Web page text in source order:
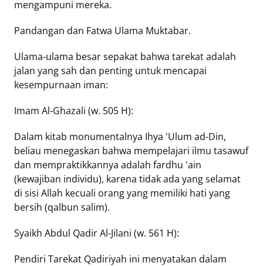
mengampuni mereka.
Pandangan dan Fatwa Ulama Muktabar.
Ulama-ulama besar sepakat bahwa tarekat adalah
jalan yang sah dan penting untuk mencapai
kesempurnaan iman:
Imam Al-Ghazali (w. 505 H):
Dalam kitab monumentalnya Ihya 'Ulum ad-Din,
beliau menegaskan bahwa mempelajari ilmu tasawuf
dan mempraktikkannya adalah fardhu 'ain
(kewajiban individu), karena tidak ada yang selamat
di sisi Allah kecuali orang yang memiliki hati yang
bersih (qalbun salim).
Syaikh Abdul Qadir Al-Jilani (w. 561 H):
Pendiri Tarekat Qadiriyah ini menyatakan dalam